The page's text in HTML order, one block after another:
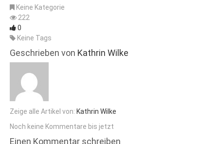
Keine Kategorie
222
0
Keine Tags
Geschrieben von Kathrin Wilke
Zeige alle Artikel von: Kathrin Wilke
Noch keine Kommentare bis jetzt
Einen Kommentar schreiben